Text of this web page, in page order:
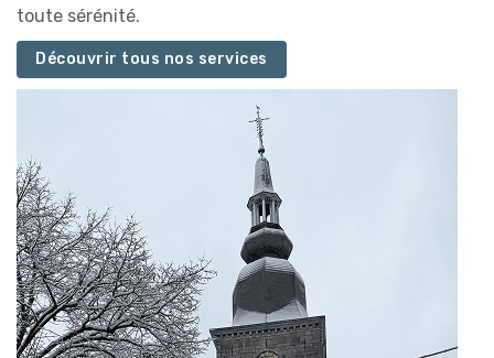
toute sérénité.
Découvrir tous nos services